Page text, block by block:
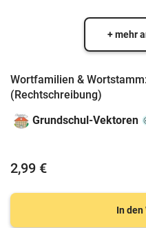
+ mehr
Wortfamilien &
(Rechtschreibung)
Grundschul-Vektoren
2,99 €
In den